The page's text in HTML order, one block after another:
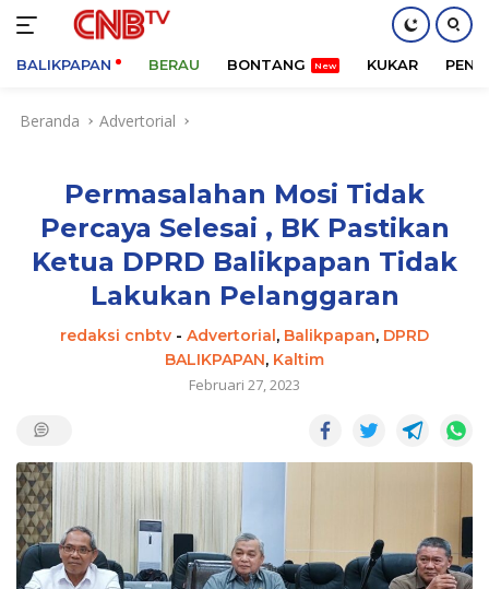
BALIKPAPAN BERAU BONTANG KUKAR
Beranda Advertorial
Permasalahan Mosi Tidak
Percaya Selesai , BK Pastikan
Ketua DPRD Balikpapan Tidak
Lakukan Pelanggaran
redaksi cnbtv - Advertorial, Balikpapan, DPRD
BALIKPAPAN, Kaltim
Februari 27, 2023